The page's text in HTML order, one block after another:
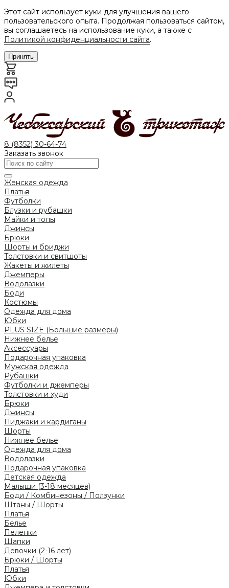
Этот сайт использует куки для улучшения вашего
пользовательского опыта. Продолжая пользоваться сайтом,
вы соглашаетесь на использование куки, а также с
Политикой конфиденциальности сайта.
Принять
8 (8352) 30-64-74
Заказать звонок
Женская одежда
Платья
Футболки
Блузки и рубашки
Майки и топы
Джинсы
Брюки
Шорты и бриджи
Толстовки и свитшоты
Жакеты и жилеты
Джемперы
Водолазки
Боди
Костюмы
Одежда для дома
Юбки
PLUS SIZE (Большие размеры)
Нижнее белье
Аксессуары
Подарочная упаковка
Мужская одежда
Рубашки
Футболки и джемперы
Толстовки и худи
Брюки
Джинсы
Пиджаки и кардиганы
Шорты
Нижнее белье
Одежда для дома
Водолазки
Подарочная упаковка
Детская одежда
Малыши (3-18 месяцев)
Боди / Комбинезоны / Ползунки
Штаны / Шорты
Платья
Белье
Пеленки
Шапки
Девочки (2-16 лет)
Брюки / Шорты
Платья
Юбки